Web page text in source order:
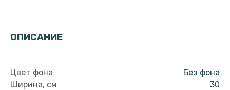
ОПИСАНИЕ
Цвет фона
Без фона
Ширина, см
30